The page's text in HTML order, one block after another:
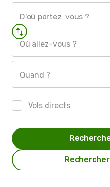
D'où partez-vous ?
Où allez-vous ?
Quand ?
Vols directs